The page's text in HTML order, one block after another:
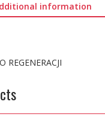
information
REGENERACJI